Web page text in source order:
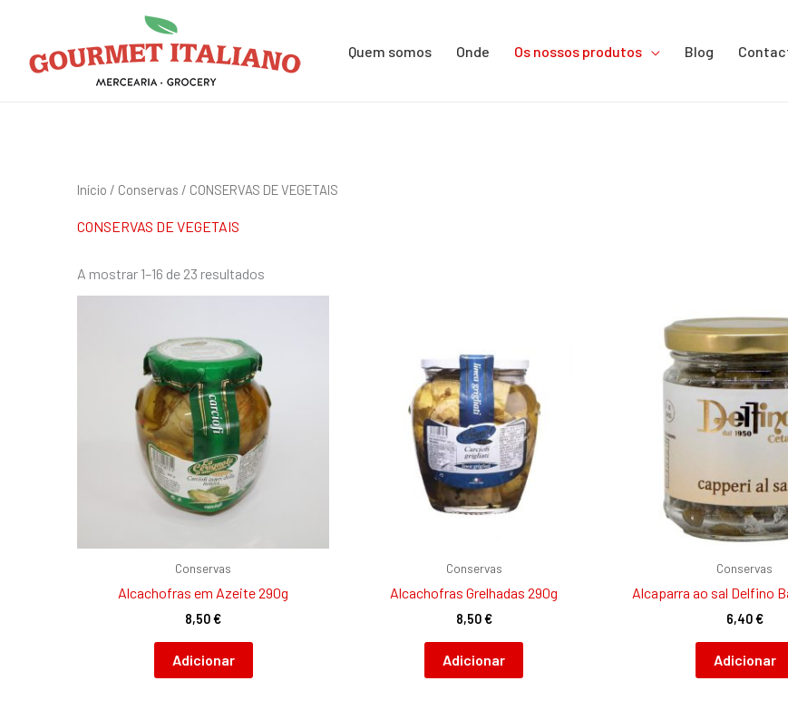
content
Quem somos Onde Os nossos produtos Blog
Início / Conservas / CONSERVAS DE VEGETAIS
CONSERVAS DE VEGETAIS
A mostrar 1–16 de 23 resultados
Conservas
Alcachofras em Azeite 290g
8,50€
Adicionar
Conservas
Alcachofras Grelhadas 290g
8,50€
Adicionar
Conservas
Alcaparra ao sal Delfino
6,40€
Adicionar